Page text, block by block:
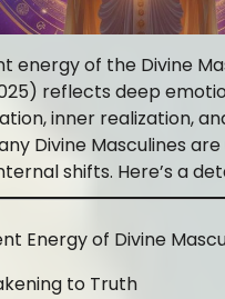
energy of the Divine
reflects deep
inner realization,
Divine Masculines
shifts. Here’s a
Energy of Divine
to Truth